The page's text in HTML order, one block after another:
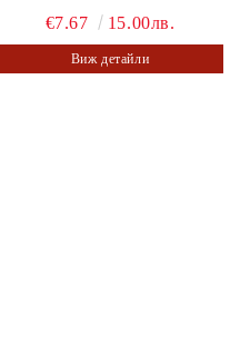
€7.67
15.00лв.
Виж детайли